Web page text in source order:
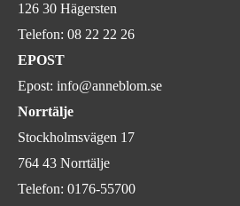
126 30 Hägersten
Telefon: 08 22 22 26
EPOST
Epost: info@anneblom.se
Norrtälje
Stockholmsvägen 17
764 43 Norrtälje
Telefon: 0176-55700